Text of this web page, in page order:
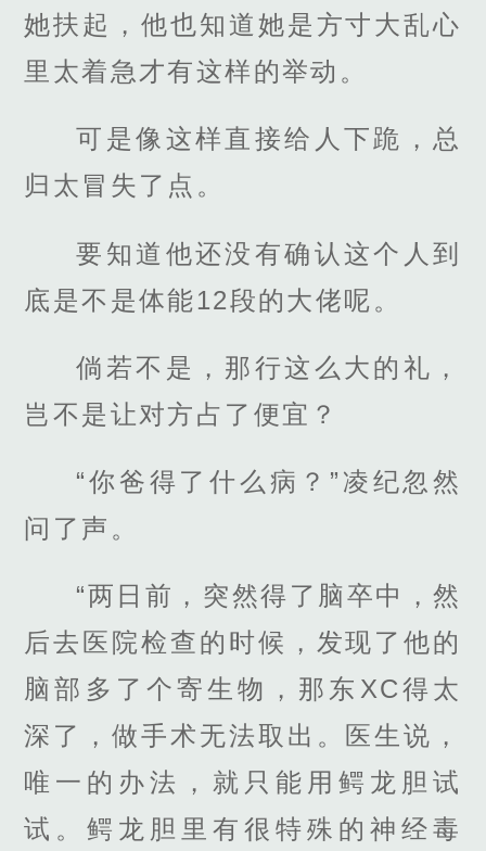
她扶起，他也知道她是方寸大乱心
里太着急才有这样的举动。
可是像这样直接给人下跪，总
归太冒失了点。
要知道他还没有确认这个人到
底是不是体能12段的大佬呢。
倘若不是，那行这么大的礼，
岂不是让对方占了便宜？
“你爸得了什么病？”凌纪忽然
问了声。
“两日前，突然得了脑卒中，然
后去医院检查的时候，发现了他的
脑部多了个寄生物，那东XC得太
深了，做手术无法取出。医生说，
唯一的办法，就只能用鳄龙胆试
试。鳄龙胆里有很特殊的神经毒